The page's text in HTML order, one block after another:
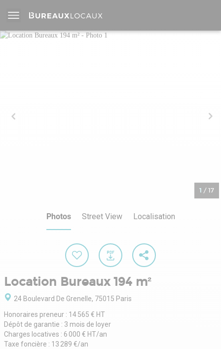
1 / 17
Photos Street View Localisation
Location Bureaux 194 m²
24 Boulevard De Grenelle, 75015 Paris
Honoraires preneur : 14 565 € HT
Dépôt de garantie : 3 mois de loyer
Charges locatives : 6 000 € HT/an
Taxe foncière : 13 289 €/an